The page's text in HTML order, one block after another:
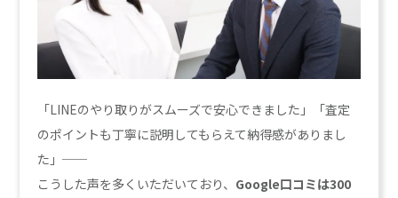
「LINEのやり取りがスムーズで安心できました」「査定
のポイントも丁寧に説明してもらえて納得感がありまし
た」──
こうした声を多くいただいており、 Google口コミは300